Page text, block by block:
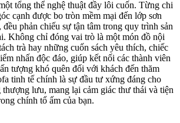
tổng thể nghệ thuật đầy lôi cuốn. Từng chi
cạnh được bo tròn mềm mại đến lớp sơn
đều phản chiếu sự tận tâm trong quy trình sản
Không chỉ đóng vai trò là một món đồ nội
trà hay những cuốn sách yêu thích, chiếc
nhấn độc đáo, giúp kết nối các thành viên
tượng khó quên đối với khách đến thăm
tinh tế chính là sự đầu tư xứng đáng cho
thượng lưu, mang lại cảm giác thư thái và tiện
chính tổ ấm của bạn.